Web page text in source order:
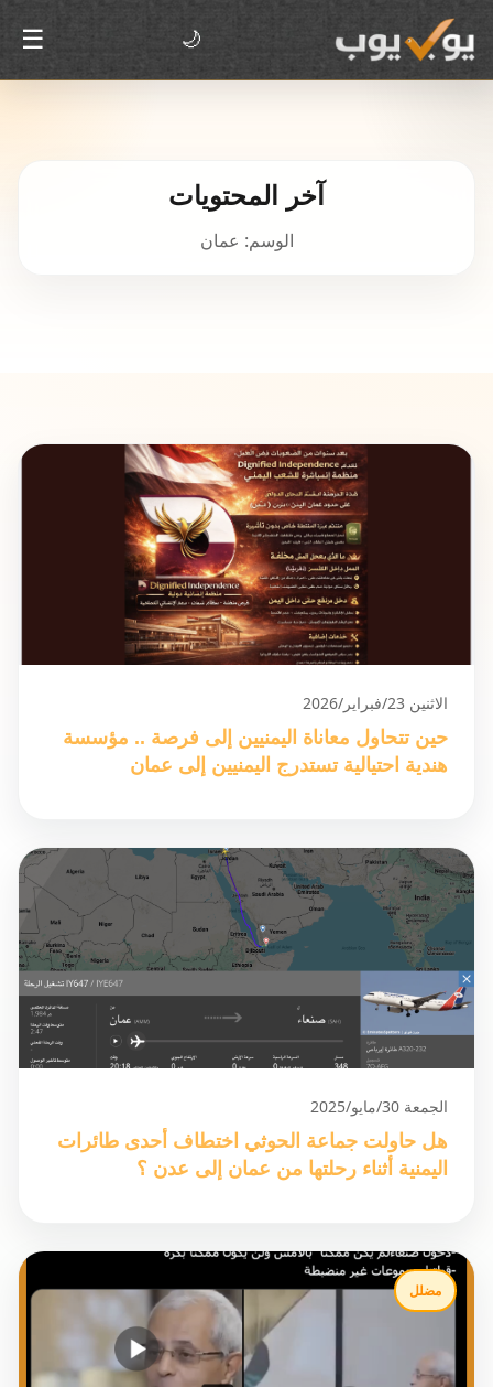
🌙
☰
آخر المحتويات
الوسم: عمان
الاثنين 23/فبراير/2026
حين تتحاول معاناة اليمنيين إلى فرصة .. مؤسسة
هندية احتيالية تستدرج اليمنيين إلى عمان
الجمعة 30/مايو/2025
هل حاولت جماعة الحوثي اختطاف أحدى طائرات
اليمنية أثناء رحلتها من عمان إلى عدن ؟
مضلل